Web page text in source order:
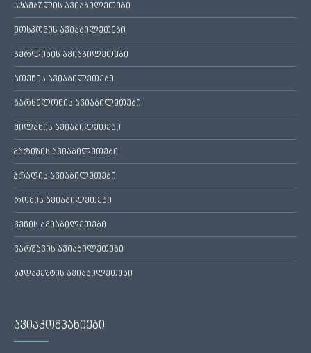
სტამბულის ავიაბილეთები
მოსკოვის ავიაბილეთები
ბერლინის ავიაბილეთები
ათენის ავიაბილეთები
ბარსელონის ავიაბილეთები
მილანის ავიაბილეთები
პარიზის ავიაბილეთები
პრაღის ავიაბილეთები
რომის ავიაბილეთები
ვენის ავიაბილეთები
ვარშავის ავიაბილეთები
ბუდაპეშტის ავიაბილეთები
ავიაკომპანიები